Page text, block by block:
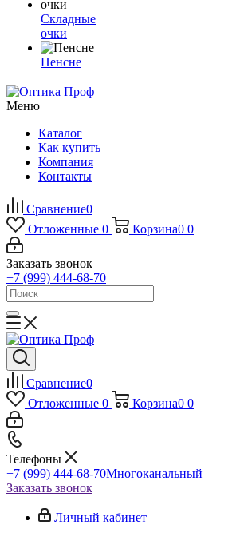
Складные
очки
Пенсне
Меню
Каталог
Как купить
Компания
Контакты
Сравнение0
Отложенные 0 Корзина0 0
Заказать звонок
+7 (999) 444-68-70
Сравнение0
Отложенные 0 Корзина0 0
Телефоны
+7 (999) 444-68-70Многоканальный
Заказать звонок
Личный кабинет